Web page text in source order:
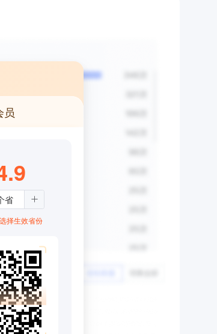
员
择生效省份